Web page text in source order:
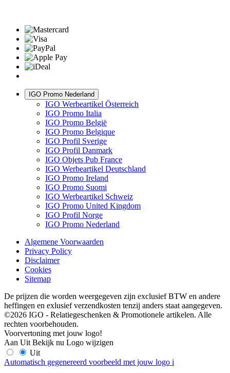
IGO Promo Nederland
IGO Werbeartikel Österreich
IGO Promo Italia
IGO Promo België
IGO Promo Belgique
IGO Profil Sverige
IGO Profil Danmark
IGO Objets Pub France
IGO Werbeartikel Deutschland
IGO Promo Ireland
IGO Promo Suomi
IGO Werbeartikel Schweiz
IGO Promo United Kingdom
IGO Profil Norge
IGO Promo Nederland
Algemene Voorwaarden
Privacy Policy
Disclaimer
Cookies
Sitemap
De prijzen die worden weergegeven zijn exclusief BTW en andere
heffingen en exlusief verzendkosten tenzij anders staat aangegeven.
©2026 IGO - Relatiegeschenken & Promotionele artikelen. Alle
rechten voorbehouden.
Voorvertoning met jouw logo!
Aan Uit Bekijk nu Logo wijzigen
Uit
Automatisch gegenereerd voorbeeld met jouw logo i